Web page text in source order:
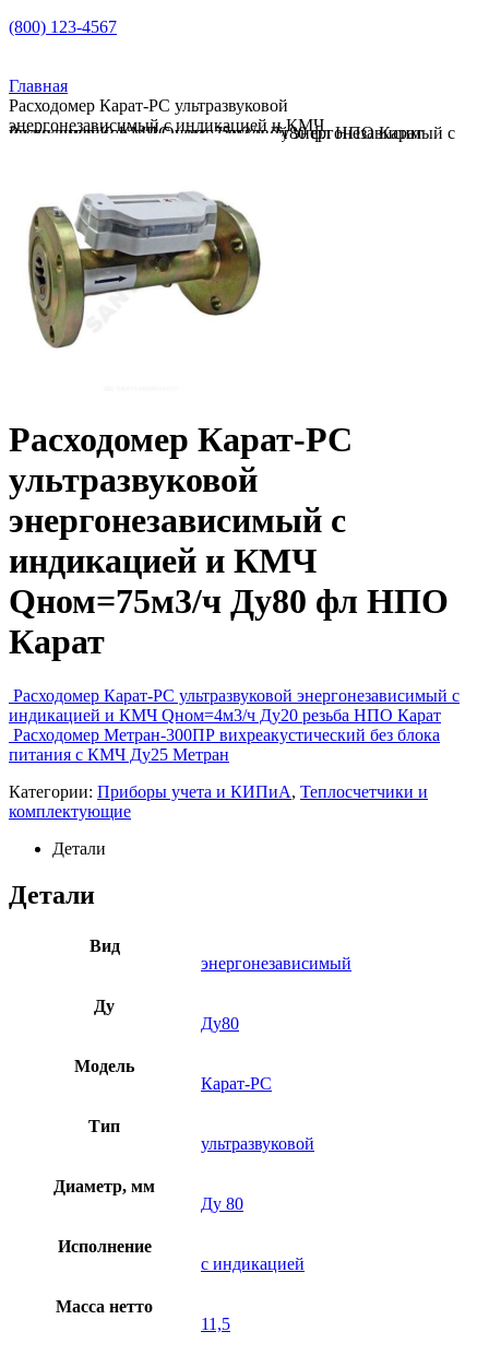
(800) 123-4567
Главная
Расходомер Карат-РС ультразвуковой
энергонезависимый с индикацией и КМЧ
Расходомер Карат-РС ультразвуковой энергонезависимый с индикацией и КМЧ Qном=75м3/ч Ду80 фл НПО Карат
Расходомер Карат-РС
ультразвуковой
энергонезависимый с
индикацией и КМЧ
Qном=75м3/ч Ду80 фл НПО
Карат
Расходомер Карат-РС ультразвуковой энергонезависимый с
индикацией и КМЧ Qном=4м3/ч Ду20 резьба НПО Карат
Расходомер Метран-300ПР вихреакустический без блока
питания с КМЧ Ду25 Метран
Категории: Приборы учета и КИПиА, Теплосчетчики и
комплектующие
Детали
Детали
Вид
энергонезависимый
Ду
Ду80
Модель
Карат-РС
Тип
ультразвуковой
Диаметр, мм
Ду 80
Исполнение
с индикацией
Масса нетто
11,5